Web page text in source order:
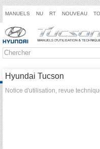
MANUELS NU RT NOUVEAU
Hyundai Tucson
Notice d'utilisation, revue